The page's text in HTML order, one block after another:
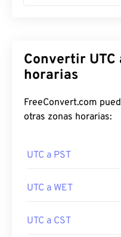
Convertir UTC
horarias
FreeConvert.com
otras zonas horarias:
UTC a PST
UTC a WET
UTC a CST